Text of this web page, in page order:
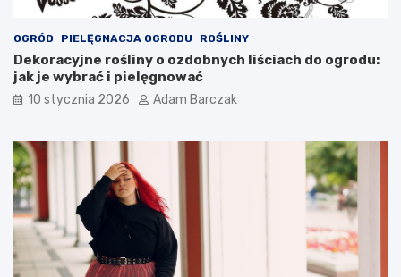
OGRÓD PIELĘGNACJA OGRODU ROŚLINY
Dekoracyjne rośliny o ozdobnych liściach do ogrodu:
jak je wybrać i pielęgnować
10 stycznia 2026 Adam Barczak